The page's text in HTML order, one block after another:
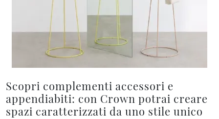
Scopri complementi accessori e
appendiabiti: con Crown potrai creare
spazi caratterizzati da uno stile unico